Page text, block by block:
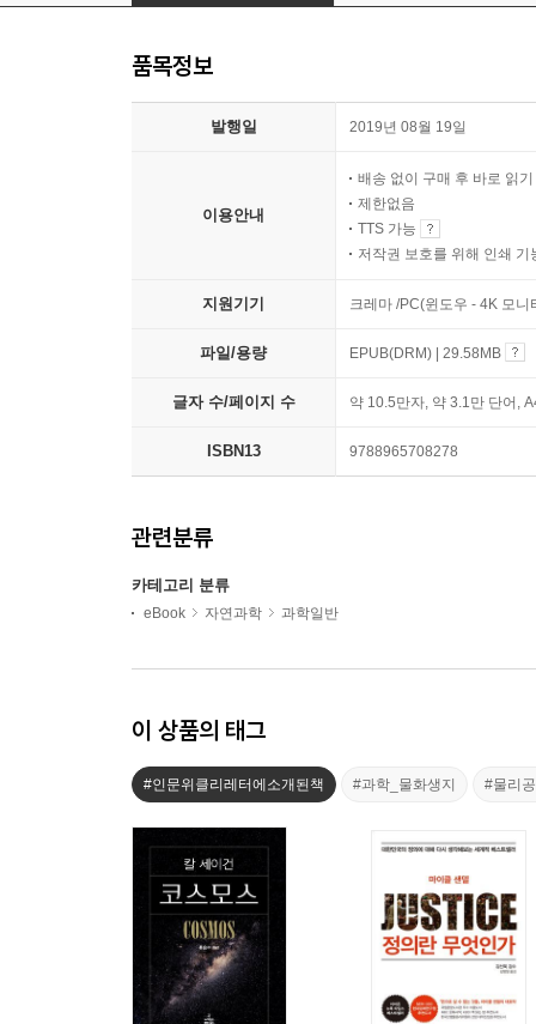
품목정보
발행일 2019년 08월 19일
이용안내
배송 없이 구매 후 바로 읽기
제한없음
TTS 가능
저작권 보호를 위해 인쇄 기
지원기기 크레마 /PC(윈도우 - 4K 모
파일/용량 EPUB(DRM) | 29.58MB
글자 수/페이지 수 약 10.5만자, 약 3.1만 단어,
ISBN13 9788965708278
관련분류
카테고리 분류
eBook 자연과학 과학일반
이 상품의 태그
#인문위클리레터에소개된책 #과학_물화생지 #물리